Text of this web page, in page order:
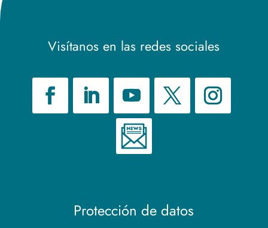
Visítanos en las redes sociales
Protección de datos